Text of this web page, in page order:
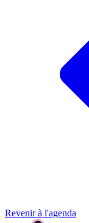
Revenir à l'agenda